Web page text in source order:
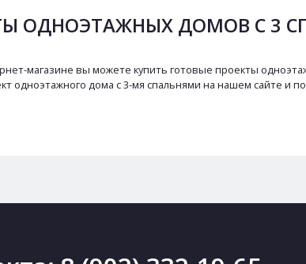
ОДНОЭТАЖНЫХ ДОМОВ С 3
магазине вы можете купить готовые проекты
одноэтажного дома с 3-мя спальнями на нашем сайте и